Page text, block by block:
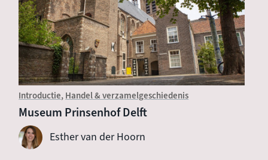
Introductie Handel & verzamelgeschiedenis
Museum Prinsenhof Delft
Esther van der Hoorn